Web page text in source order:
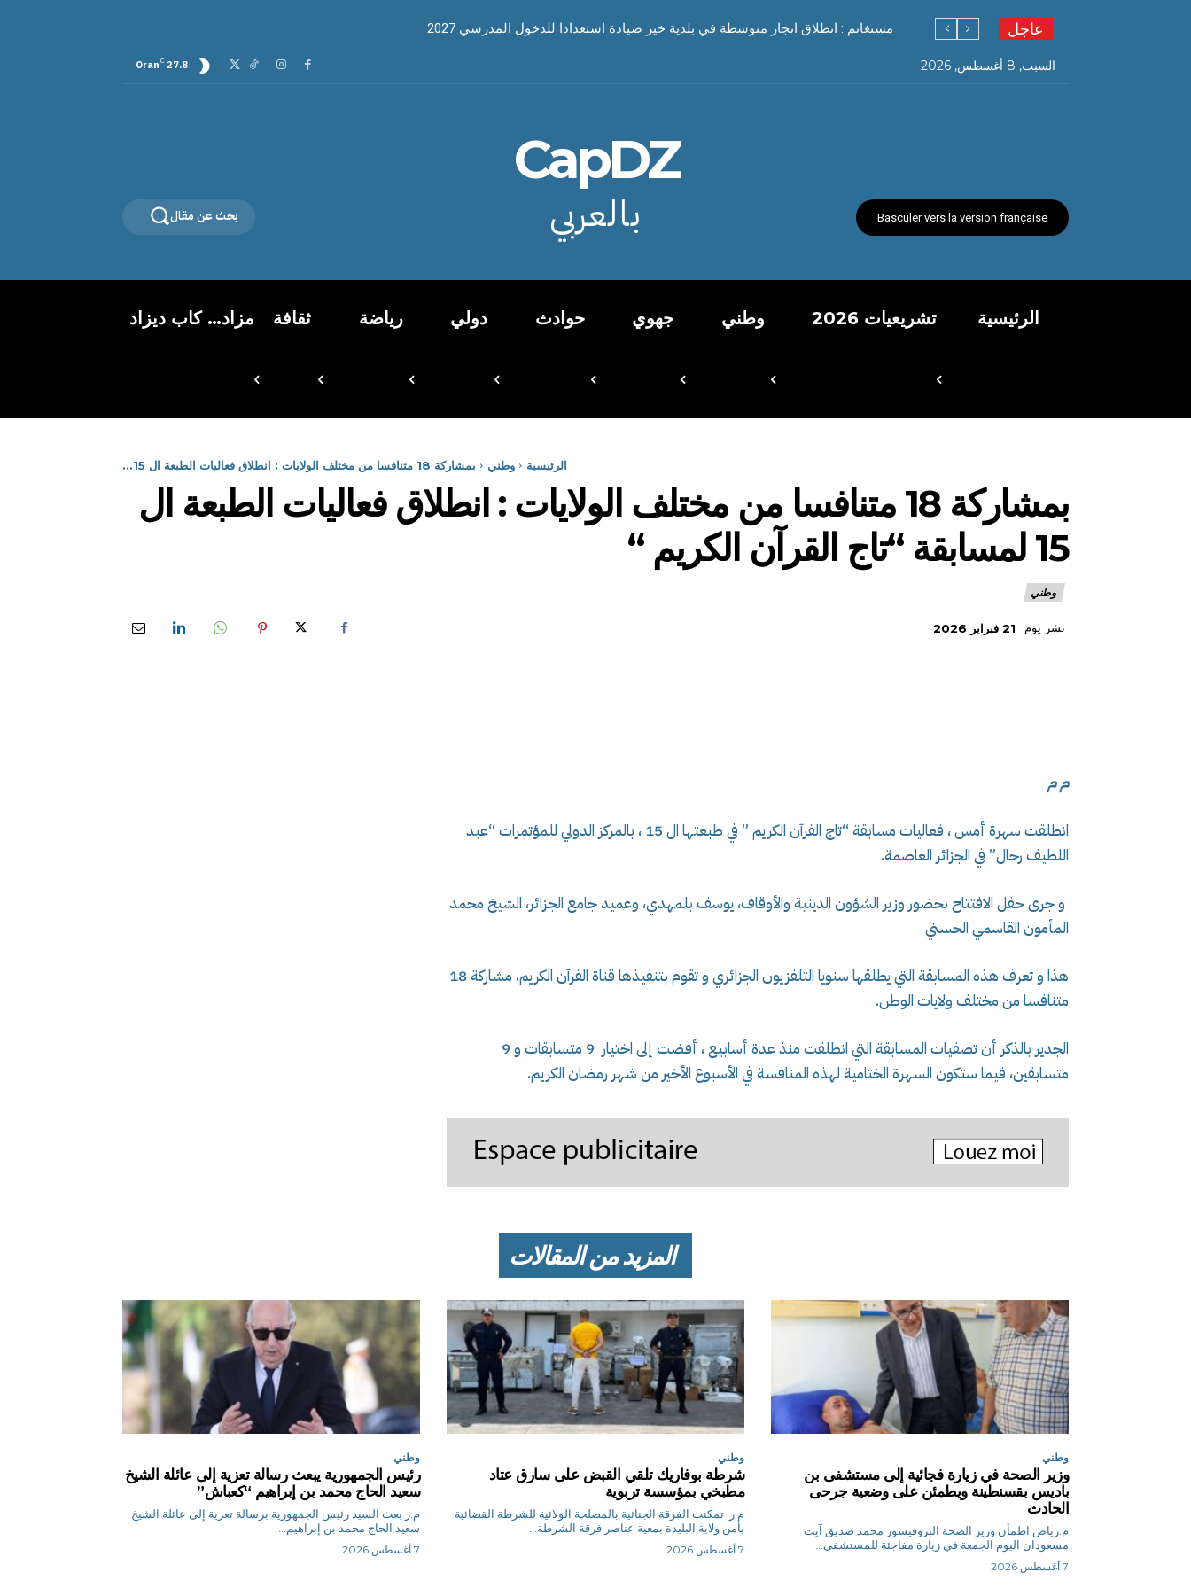
عاجل مستغانم : انطلاق انجاز متوسطة في بلدية خير صيادة استعدادا للدخول المدرسي 2027
السبت, 8 أغسطس, 2026 27.8
C
Oran
Basculer vers la version française
CapDZ
بالعربي بحث عن مقال
الرئيسية تشريعيات 2026 وطني جهوي حوادث دولي رياضة ثقافة مزاد… كاب ديزاد
الرئيسية وطني بمشاركة 18 متنافسا من مختلف الولايات : انطلاق فعاليات الطبعة ال 15...
بمشاركة 18 متنافسا من مختلف الولايات : انطلاق فعاليات الطبعة ال
15 لمسابقة “تاج القرآن الكريم “
وطني
نشر يوم 21 فبراير 2026
م م
انطلقت سهرة أمس ، فعاليات مسابقة “تاج القرآن الكريم ” في طبعتها ال 15 ، بالمركز الدولي للمؤتمرات “عبد
اللطيف رحال” في الجزائر العاصمة.
و جرى حفل الافتتاح بحضور وزير الشؤون الدينية والأوقاف، يوسف بلمهدي، وعميد جامع الجزائر، الشيخ محمد
المأمون القاسمي الحسني
هذا و تعرف هذه المسابقة التي يطلقها سنويا التلفزيون الجزائري و تقوم بتنفيذها قناة القرآن الكريم، مشاركة 18
متنافسا من مختلف ولايات الوطن.
الجدير بالذكر أن تصفيات المسابقة التي انطلقت منذ عدة أسابيع ، أفضت إلى اختيار 9 متسابقات و 9
متسابقين، فيما ستكون السهرة الختامية لهذه المنافسة في الأسبوع الأخير من شهر رمضان الكريم.
المزيد من المقالات
وطني
وزير الصحة في زيارة فجائية إلى مستشفى بن
باديس بقسنطينة ويطمئن على وضعية جرحى
الحادث
م.رياض اطمأن وزير الصحة البروفيسور محمد صديق آيت
مسعودان اليوم الجمعة في زيارة مفاجئة للمستشفى...
7 أغسطس 2026
وطني
شرطة بوفاريك تلقي القبض على سارق عتاد
مطبخي بمؤسسة تربوية
م.ر تمكنت الفرقة الجنائية بالمصلحة الولائية للشرطة القضائية
بأمن ولاية البليدة بمعية عناصر فرقة الشرطة...
7 أغسطس 2026
وطني
رئيس الجمهورية يبعث رسالة تعزية إلى عائلة الشيخ
سعيد الحاج محمد بن إبراهيم “كعباش”
م.ر بعث السيد رئيس الجمهورية برسالة تعزية إلى عائلة الشيخ
سعيد الحاج محمد بن إبراهيم...
7 أغسطس 2026